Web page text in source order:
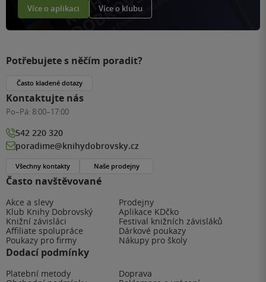
Více o aplikaci Více o klubu
Často navštěvované
Akce a slevy
Prodejny
Klub Knihy Dobrovský
Aplikace KDčko
Knižní závisláci
Festival knižních závisláků
Affiliate spolupráce
Dárkové poukazy
Poukazy pro firmy
Nákupy pro školy
Dodací podmínky
Platební metody
Doprava
Potřebujete s něčím poradit?
Často kladené dotazy
Kontaktujte nás
Po–Pá: 8:00–17:00
542 220 320
poradime@knihydobrovsky.cz
Všechny kontakty Naše prodejny